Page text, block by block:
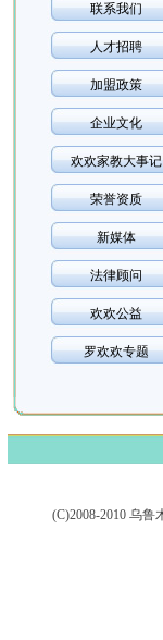
联系我们
人才招聘
加盟政策
企业文化
欢欢家教大事记
荣誉资质
新媒体
法律顾问
欢欢公益
罗欢欢专题
(C)2008-2010 乌